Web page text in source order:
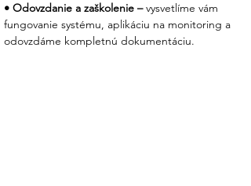
• Odovzdanie a zaškolenie – vysvetlíme vám
fungovanie systému, aplikáciu na monitoring a
odovzdáme kompletnú dokumentáciu.